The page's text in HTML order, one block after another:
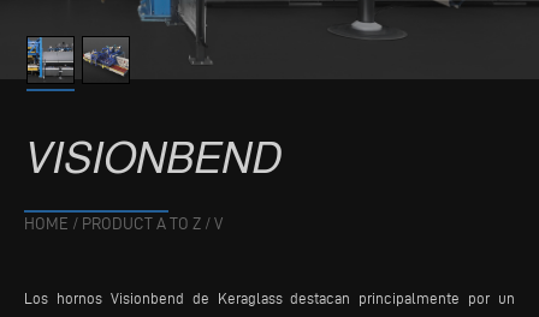
VISIONBEND
HOME / PRODUCT A TO Z / V
Los hornos Visionbend de Keraglass destacan principalmente por un